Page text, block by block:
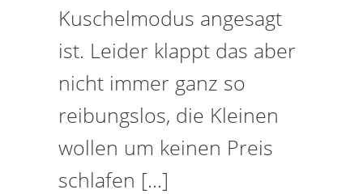
Kuschelmodus angesagt
ist. Leider klappt das aber
nicht immer ganz so
reibungslos, die Kleinen
wollen um keinen Preis
schlafen […]